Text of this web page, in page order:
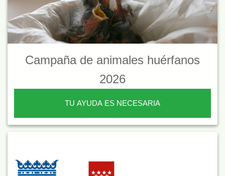
Campaña de animales huérfanos
2026
TU AYUDA ES NECESARIA